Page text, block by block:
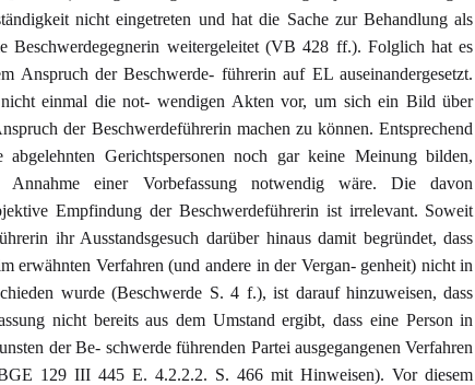
nicht eingetreten und hat die Sache zur Behandlung als
Beschwerdegegnerin weitergeleitet (VB 428 ff.). Folglich hat es
Anspruch der Beschwerde- führerin auf EL auseinandergesetzt.
einmal die not- wendigen Akten vor, um sich ein Bild über
der Beschwerdeführerin machen zu können. Entsprechend
abgelehnten Gerichtspersonen noch gar keine Meinung bilden,
einer Vorbefassung notwendig wäre. Die davon
Empfindung der Beschwerdeführerin ist irrelevant. Soweit
ihr Ausstandsgesuch darüber hinaus damit begründet, dass
erwähnten Verfahren (und andere in der Vergan- genheit) nicht in
wurde (Beschwerde S. 4 f.), ist darauf hinzuweisen, dass
nicht bereits aus dem Umstand ergibt, dass eine Person in
der Be- schwerde führenden Partei ausgegangenen Verfahren
129 III 445 E. 4.2.2.2. S. 466 mit Hinweisen). Vor diesem